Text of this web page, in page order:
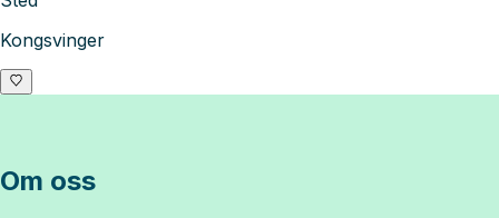
Kongsvinger
Om oss